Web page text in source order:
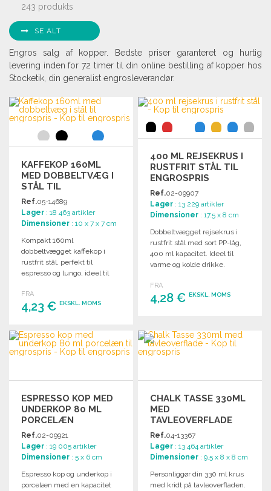
243 produkts
SE ALT
Engros salg af kopper. Bedste priser garanteret og hurtig
levering inden for 72 timer til din online bestilling af kopper hos
Stocketik, din generalist engrosleverandør.
KAFFEKOP 160ML
MED DOBBELTVÆG I
STÅL TIL
ENGROSPRIS
Ref.05-14689
Lager : 18 463 artikler
Dimensioner : 10 x 7 x 7 cm
Kompakt 160ml
dobbeltvægget kaffekop i
rustfrit stål, perfekt til
espresso og lungo, ideel til
FRA
4,23 € EKSKL. MOMS
BESTIL
Anmod om et tilbud
400 ML REJSEKRUS I
RUSTFRIT STÅL TIL
ENGROSPRIS
Ref.02-09907
Lager : 13 229 artikler
Dimensioner : 17.5 x 8 cm
Dobbeltvægget rejsekrus i
rustfrit stål med sort PP-låg,
400 ml kapacitet. Ideel til
varme og kolde drikke.
FRA
4,28 €EKSKL. MOMS
Anmod om et tilbud
ESPRESSO KOP MED
UNDERKOP 80 ML
PORCELÆN
Ref.02-09921
Lager : 19 005 artikler
Dimensioner : 5 x 6 cm
Espresso kop og underkop i
porcelæn med en kapacitet
CHALK TASSE 330ML
MED
TAVLEOVERFLADE
Ref.04-13367
Lager : 13 464 artikler
Dimensioner : 9.5 x 8 x 8 cm
Personliggør din 330 ml krus
med kridt på tavleoverfladen.